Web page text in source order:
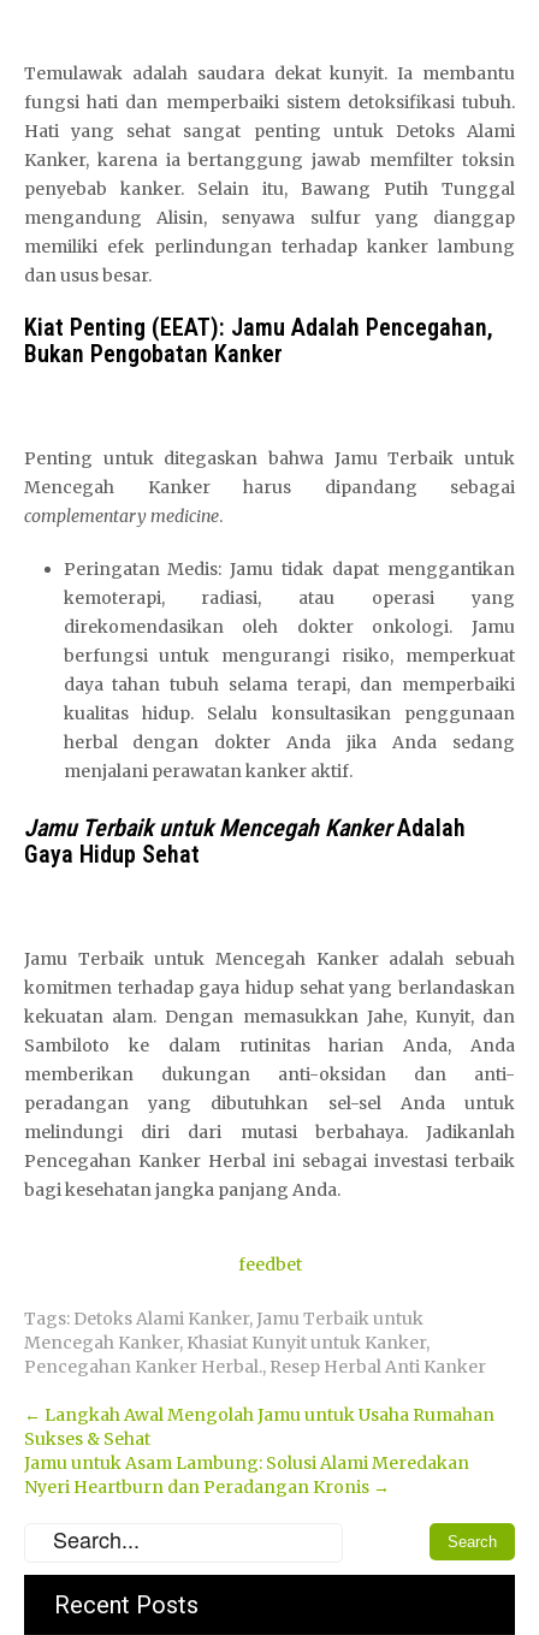
Temulawak adalah saudara dekat kunyit. Ia membantu
fungsi hati dan memperbaiki sistem detoksifikasi tubuh.
Hati yang sehat sangat penting untuk Detoks Alami
Kanker, karena ia bertanggung jawab memfilter toksin
penyebab kanker. Selain itu, Bawang Putih Tunggal
mengandung Alisin, senyawa sulfur yang dianggap
memiliki efek perlindungan terhadap kanker lambung
dan usus besar.
Kiat Penting (EEAT): Jamu Adalah Pencegahan,
Bukan Pengobatan Kanker
Penting untuk ditegaskan bahwa Jamu Terbaik untuk
Mencegah Kanker harus dipandang sebagai
complementarymedicine.
Peringatan Medis: Jamu tidak dapat menggantikan
kemoterapi, radiasi, atau operasi yang
direkomendasikan oleh dokter onkologi. Jamu
berfungsi untuk mengurangi risiko, memperkuat
daya tahan tubuh selama terapi, dan memperbaiki
kualitas hidup. Selalu konsultasikan penggunaan
herbal dengan dokter Anda jika Anda sedang
menjalani perawatan kanker aktif.
Jamu Terbaik untuk Mencegah KankerAdalah
Gaya Hidup Sehat
Jamu Terbaik untuk Mencegah Kanker adalah sebuah
komitmen terhadap gaya hidup sehat yang berlandaskan
kekuatan alam. Dengan memasukkan Jahe, Kunyit, dan
Sambiloto ke dalam rutinitas harian Anda, Anda
memberikan dukungan anti-oksidan dan anti-
peradangan yang dibutuhkan sel-sel Anda untuk
melindungi diri dari mutasi berbahaya. Jadikanlah
Pencegahan Kanker Herbal ini sebagai investasi terbaik
bagi kesehatan jangka panjang Anda.
feedbet
Tags: Detoks Alami Kanker,Jamu Terbaik untuk
Mencegah Kanker, Khasiat Kunyit untuk Kanker,
Pencegahan Kanker Herbal., Resep Herbal Anti Kanker
Post
navigation
← Langkah Awal Mengolah Jamu untuk Usaha Rumahan
Sukses & Sehat
Jamu untuk Asam Lambung: Solusi Alami Meredakan
Nyeri Heartburn dan Peradangan Kronis →
Recent Posts